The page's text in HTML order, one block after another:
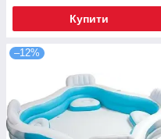
Купити
–12%